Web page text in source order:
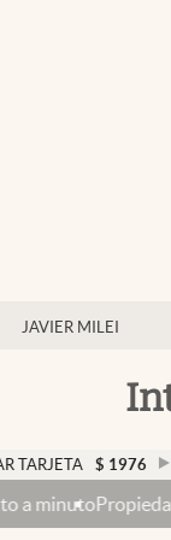
JAVIER MILEI
$ 1976 0.00%
privada: con